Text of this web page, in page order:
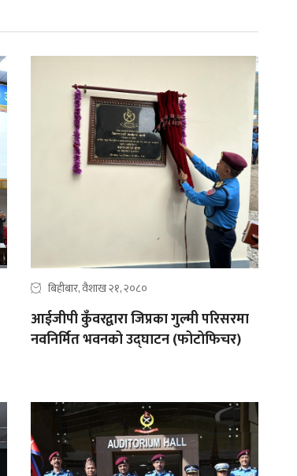
बिहीबार, वैशाख २१, २०८०
आईजीपी कुँवरद्वारा जिप्रका गुल्मी परिसरमा
नवनिर्मित भवनको उद्‍घाटन (फोटोफिचर)